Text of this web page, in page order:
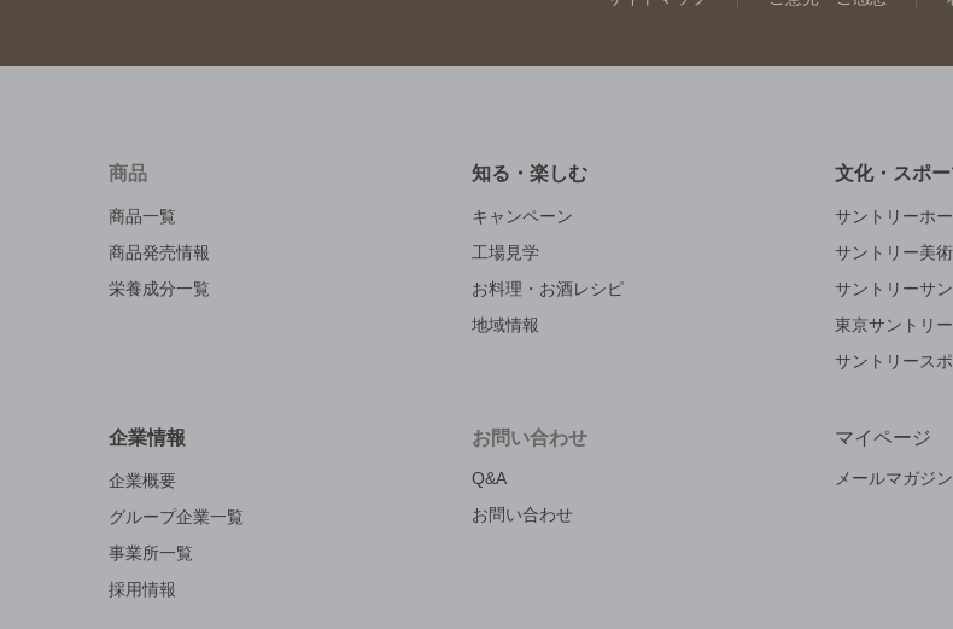
商品
商品一覧
商品発売情報
栄養成分一覧
知る・楽しむ
キャンペーン
工場見学
お料理・お酒レシピ
地域情報
文化・スポー
サントリーホ
サントリー美
サントリーサ
東京サントリ
サントリース
企業情報
企業概要
グループ企業一覧
事業所一覧
採用情報
お問い合わせ
Q&A
お問い合わせ
マイページ
メールマガジン